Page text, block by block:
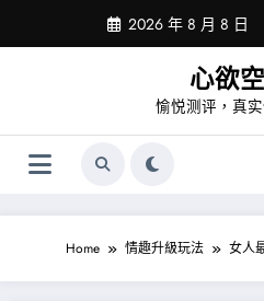
content
2026 年 8 月 8 日
心欲
愉悦测评，真
Home 情趣升級玩法 女人